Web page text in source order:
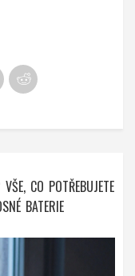
CO POTŘEBUJETE
BATERIE